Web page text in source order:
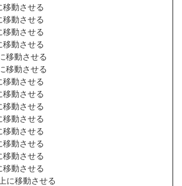
動させる
動させる
動させる
動させる
移動させる
移動させる
動させる
動させる
動させる
動させる
動させる
動させる
動させる
動させる
に移動させる